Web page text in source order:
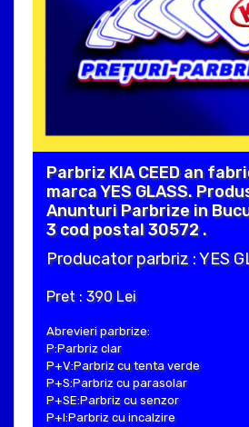
Parbriz KIA CEED an
marca YES GLASS.
Anunturi Parbrize in
3 cod postal 30572 .
Producator parbriz : YES
Pret : 390 Lei
Abrevieri parbrize:
P:Parbriz clar
P+V:Parbriz cu tenta verde
P+S:Parbriz cu parasolar
P+SE:Parbriz cu senzor
P+I:Parbriz cu incalzire